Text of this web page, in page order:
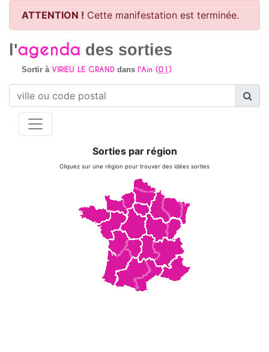
ATTENTION ! Cette manifestation est terminée.
l'agenda des sorties
Sortir à VIRIEU LE GRANDdans l'Ain (01)
Sorties par région
Cliquez sur une région pour trouver des idées sorties